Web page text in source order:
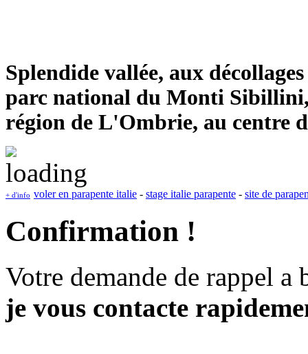
Splendide vallée, aux
parc national du Monti
région de L'Ombrie, au centre
+ d'info voler en parapente italie - stage italie parapente - site de
Confirmation !
Votre demande de rappel a
je vous contacte